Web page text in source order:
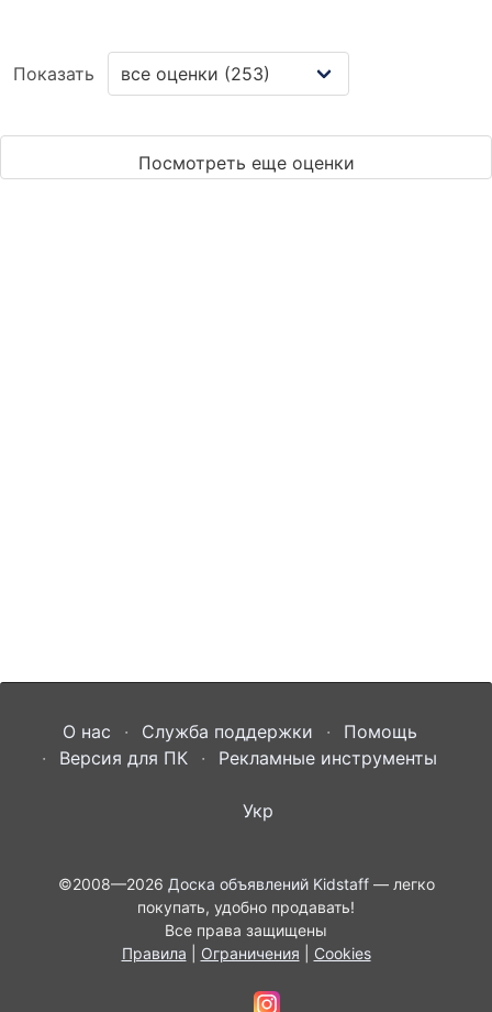
Показать
Посмотреть еще оценки
О нас Служба поддержки
Помощь
Версия для ПК
Рекламные инструменты
Укр
©2008—2026 Доска объявлений Kidstaff— легко
покупать, удобно продавать!
Все права защищены
Правила
Ограничения Cookies